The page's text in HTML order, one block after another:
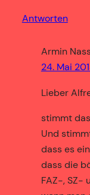
Antworten
Armin
24. Mai
Lieber
stimmt
Und
dass es
dass die
FAZ-, SZ-